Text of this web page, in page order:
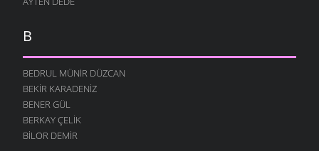
B
BEDRUL MÜNIR DÜZCAN
BEKIR KARADENIZ
BENER GÜL
BERKAY ÇELIK
BILOR DEMIR